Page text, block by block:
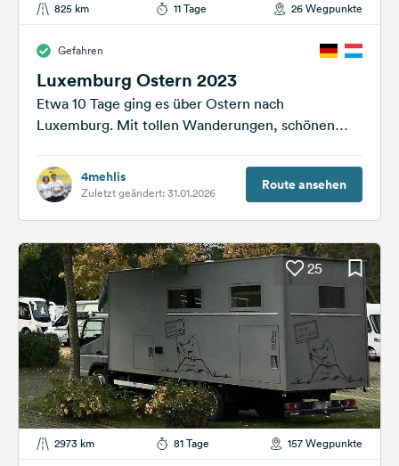
825 km 11 Tage 26 Wegpunkte
Gefahren
Luxemburg Ostern 2023
Etwa 10 Tage ging es über Ostern nach
Luxemburg. Mit tollen Wanderungen, schönen
Kultur... 4mehlis
Zuletzt geändert: 31.01.2026 Route ansehen
25
2973 km 81 Tage 157 Wegpunkte